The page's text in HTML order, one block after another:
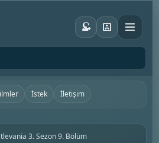
İstek İletişim
3. Sezon 9. Bölüm